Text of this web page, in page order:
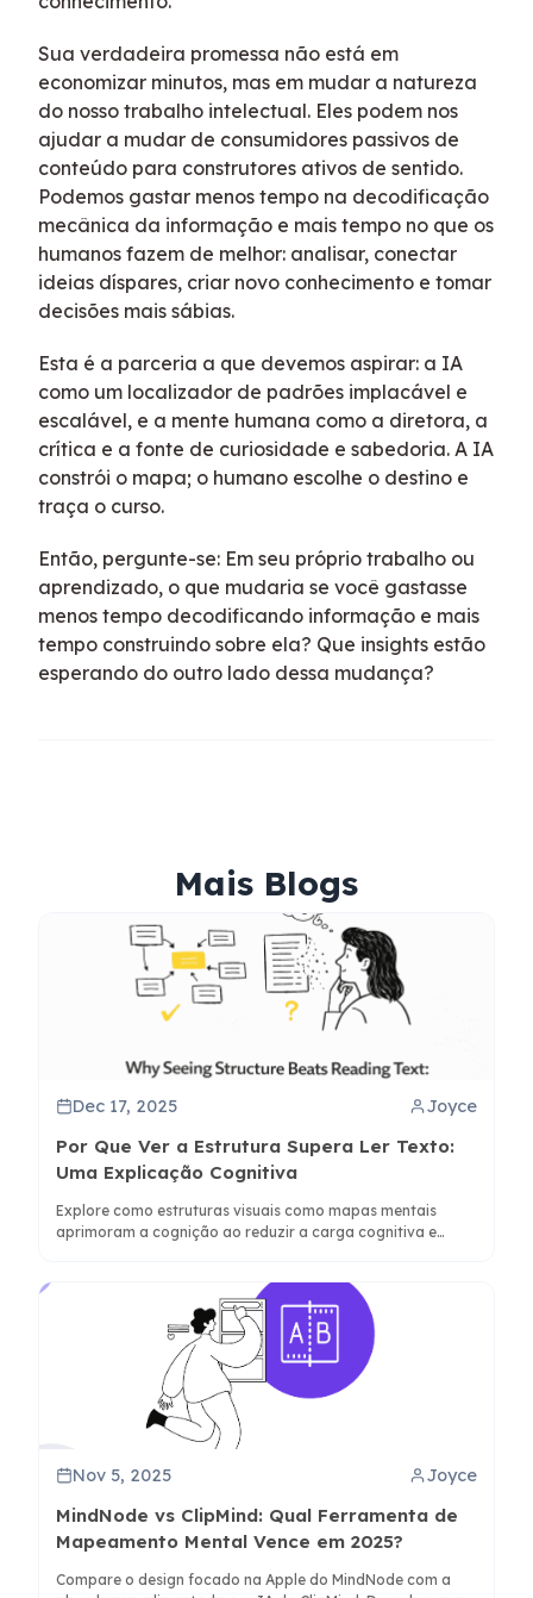
Sua verdadeira promessa não está em
economizar minutos, mas em mudar a natureza
do nosso trabalho intelectual. Eles podem nos
ajudar a mudar de consumidores passivos de
conteúdo para construtores ativos de sentido.
Podemos gastar menos tempo na decodificação
mecânica da informação e mais tempo no que os
humanos fazem de melhor: analisar, conectar
ideias díspares, criar novo conhecimento e tomar
decisões mais sábias.
Esta é a parceria a que devemos aspirar: a IA
como um localizador de padrões implacável e
escalável, e a mente humana como a diretora, a
crítica e a fonte de curiosidade e sabedoria. A IA
constrói o mapa; o humano escolhe o destino e
traça o curso.
Então, pergunte-se: Em seu próprio trabalho ou
aprendizado, o que mudaria se você gastasse
menos tempo decodificando informação e mais
tempo construindo sobre ela? Que insights estão
esperando do outro lado dessa mudança?
Mais Blogs
Dec 17, 2025 Joyce
Por Que Ver a Estrutura Supera Ler Texto:
Uma Explicação Cognitiva
Explore como estruturas visuais como mapas mentais
aprimoram a cognição ao reduzir a carga cognitiva e
Nov 5, 2025 Joyce
MindNode vs ClipMind: Qual Ferramenta de
Mapeamento Mental Vence em 2025?
Compare o design focado na Apple do MindNode com a